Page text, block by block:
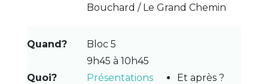
Bouchard / Le Grand Chemin
Bloc 5
9h45 à 10h45
Présentations
Et après ?